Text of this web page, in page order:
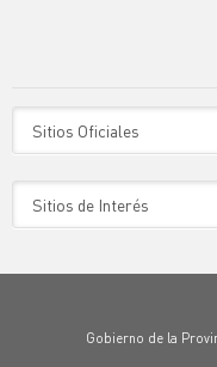
Gobierno de la